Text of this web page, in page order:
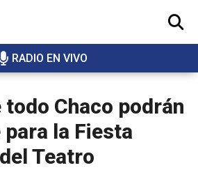
RADIO EN VIVO
BUSCAR
todo Chaco podrán
la Fiesta
Teatro